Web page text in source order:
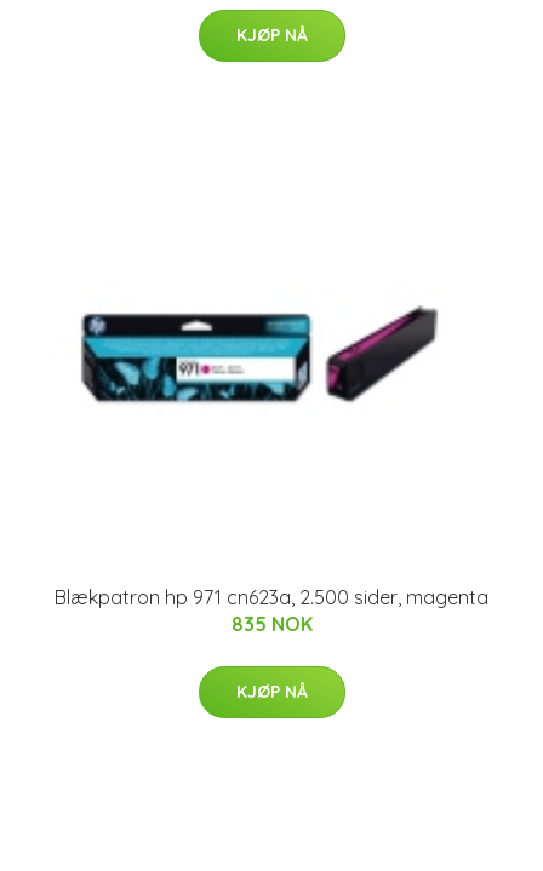
KJØP NÅ
Blækpatron hp 971 cn623a, 2.500 sider, magenta
835 NOK
KJØP NÅ